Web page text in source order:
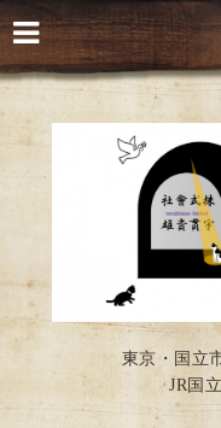
東京・国立
JR国